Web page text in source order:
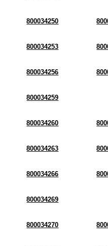
800034250
800034253
800034256
800034259
800034260
800034263
800034266
800034269
800034270